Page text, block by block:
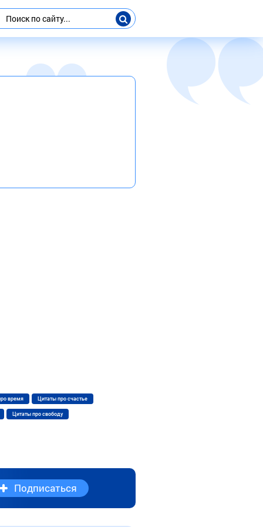
время Цитаты про счастье
Цитаты про свободу
Подписаться